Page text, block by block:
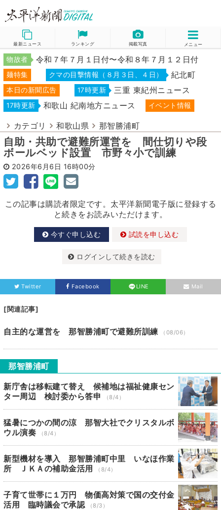
最新ニュース ランキング 掲載写真 メニュー
物故者 令和７年７月１日付〜令和８年７月１２日付
麺特集 クマの目撃情報（８月３日、４日） 紀北町
本日の新聞広告 17時更新 三重 東紀州ニュース
17時更新 和歌山 紀南地方ニュース イベント情報
カテゴリ 和歌山県 那智勝浦町
自助・共助で避難所運営を 間仕切りや段
ボールベッド設置 市野々小で訓練
2026年6月6日 16時00分
この記事は購読者限定です。太平洋新聞電子版に登録する
と続きをお読みいただけます。
今すぐ申し込む 試読を申し込む
ログインして続きを読む
Twitter Facebook LINE Mail
[関連記事]
自主的な運営を 那智勝浦町で避難所訓練 （08/06）
那智勝浦町
新庁舎は移転建て替え 候補地は福祉健康セン
ター周辺 検討委から答申
（8/4）
猛暑につかの間の涼 那智大社でクリスタルボ
ウル演奏
（8/4）
新型機材を導入 那智勝浦町中里 いなほ作業
所 ＪＫＡの補助金活用
（8/4）
子育て世帯に１万円 物価高対策で国の交付金
活用 臨時議会で承認
（8/3）